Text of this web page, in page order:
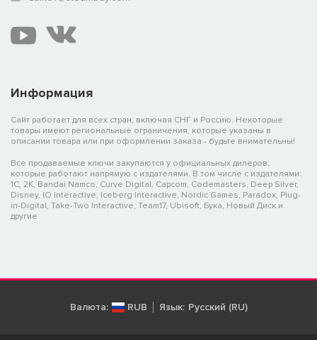
Информация
Сайт работает для всех стран, включая СНГ и Россию. Некоторые
товары имеют региональные ограничения, которые указаны в
описании товара или при оформлении заказа - будьте внимательны!
Все продаваемые ключи закупаются у официальных дилеров,
которые работают напрямую с издателями. В том числе с издателями:
1C, 2K, Bandai Namco, Curve Digital, Capcom, Codemasters, Deep Silver,
Disney, IO Interactive, Iceberg Interactive, Nordic Games, Paradox, Plug-
in-Digital, Take-Two Interactive, Team17, Ubisoft, Бука, Новый Диск и
другие
Валюта: RUB Язык: Русский (RU)